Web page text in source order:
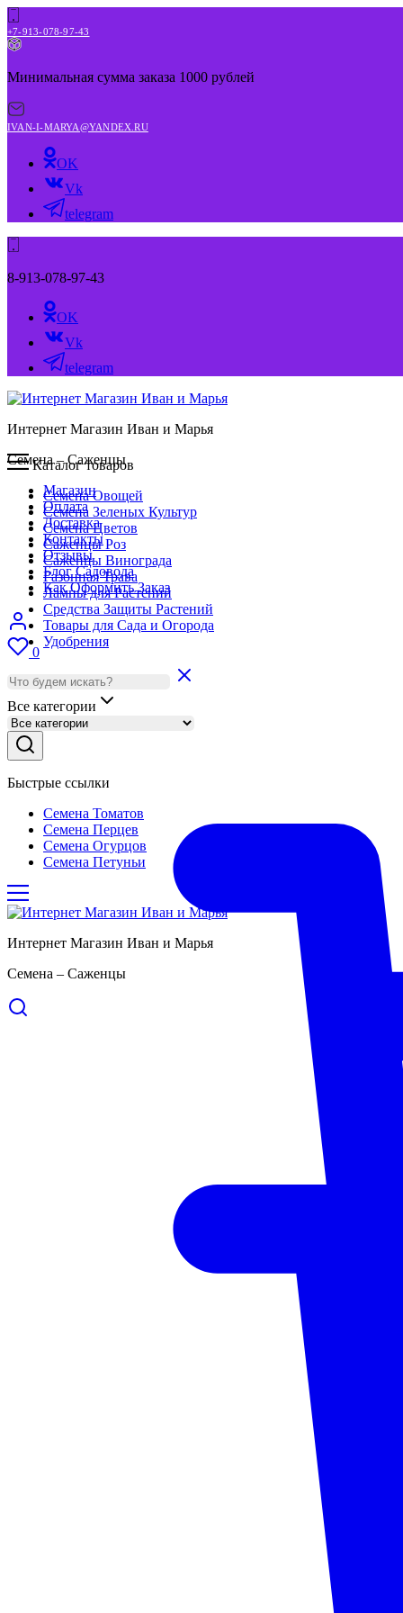
+7-913-078-97-43
Минимальная сумма заказа 1000 рублей
IVAN-I-MARYA@YANDEX.RU
OK
Vk
telegram
8-913-078-97-43
OK
Vk
telegram
Интернет Магазин Иван и Марья
Семена – Саженцы
Магазин
Оплата
Доставка
Контакты
Отзывы
Блог Садовода
Как Оформить Заказ
0
Каталог товаров
Семена Овощей
Семена Зеленых Культур
Семена Цветов
Саженцы Роз
Саженцы Винограда
Газонная Трава
Лампы для Растений
Средства Защиты Растений
Товары для Сада и Огорода
Удобрения
Все категории
Быстрые ссылки
Семена Томатов
Семена Перцев
Семена Огурцов
Семена Петуньи
Интернет Магазин Иван и Марья
Семена – Саженцы